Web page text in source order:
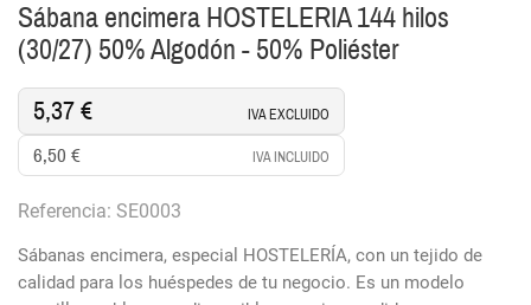
Sábana encimera HOSTELERIA 144 hilos
(30/27) 50% Algodón - 50% Poliéster
5,37 € IVA EXCLUIDO
6,50 € IVA INCLUIDO
Referencia: SE0003
Sábanas encimera, especial HOSTELERÍA, con un tejido de
calidad para los huéspedes de tu negocio. Es un modelo